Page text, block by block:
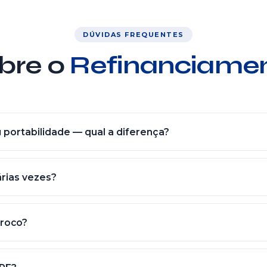
DÚVIDAS FREQUENTES
o
portabilidade — qual a diferença?
pra outro banco mantendo saldo (só troca de credor
por contrato novo, geralmente com prazo maior — pode dar
vezes?
parcelas entre cada refin (geralmente 4-6). Não
operação aumenta saldo total.
atual, taxa nova vs antiga e prazo escolhido. Em geral, varia